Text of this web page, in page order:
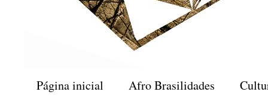
Página inicial Afro Brasilidades